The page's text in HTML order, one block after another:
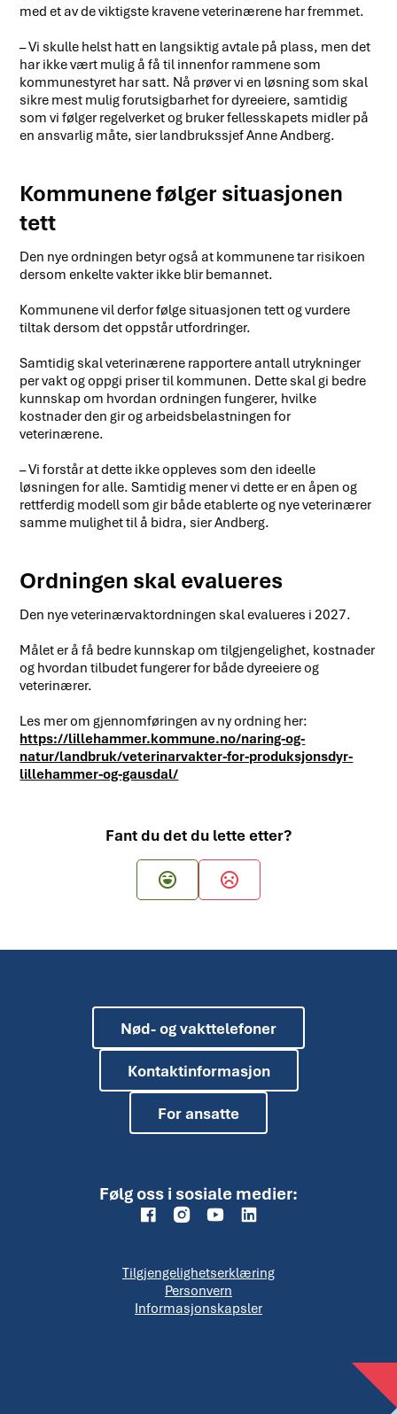
med et av de viktigste kravene veterinærene har fremmet.
– Vi skulle helst hatt en langsiktig avtale på plass, men det
har ikke vært mulig å få til innenfor rammene som
kommunestyret har satt. Nå prøver vi en løsning som skal
sikre mest mulig forutsigbarhet for dyreeiere, samtidig
som vi følger regelverket og bruker fellesskapets midler på
en ansvarlig måte, sier landbrukssjef Anne Andberg.
Kommunene følger situasjonen
tett
Den nye ordningen betyr også at kommunene tar risikoen
dersom enkelte vakter ikke blir bemannet.
Kommunene vil derfor følge situasjonen tett og vurdere
tiltak dersom det oppstår utfordringer.
Samtidig skal veterinærene rapportere antall utrykninger
per vakt og oppgi priser til kommunen. Dette skal gi bedre
kunnskap om hvordan ordningen fungerer, hvilke
kostnader den gir og arbeidsbelastningen for
veterinærene.
– Vi forstår at dette ikke oppleves som den ideelle
løsningen for alle. Samtidig mener vi dette er en åpen og
rettferdig modell som gir både etablerte og nye veterinærer
samme mulighet til å bidra, sier Andberg.
Ordningen skal evalueres
Den nye veterinærvaktordningen skal evalueres i 2027.
Målet er å få bedre kunnskap om tilgjengelighet, kostnader
og hvordan tilbudet fungerer for både dyreeiere og
veterinærer.
Les mer om gjennomføringen av ny ordning her:
https://lillehammer.kommune.no/naring-og-
natur/landbruk/veterinarvakter-for-produksjonsdyr-
lillehammer-og-gausdal/
Fant du det du lette etter?
Ja Nei
Nød- og vakttelefoner
Kontaktinformasjon
For ansatte
Følg oss i sosiale medier:
Tilgjengelighetserklæring
Personvern
Informasjonskapsler